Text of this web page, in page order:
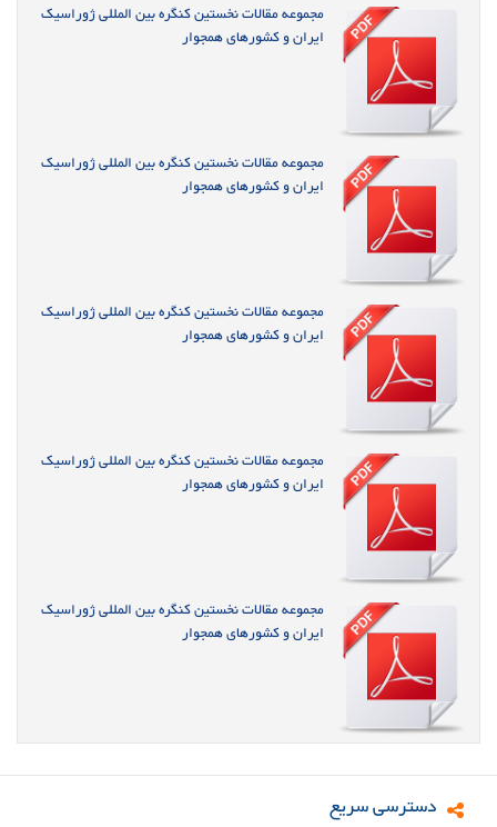
مجموعه مقالات نخستین کنگره بین المللی ژوراسیک
ایران و کشورهای همجوار
مجموعه مقالات نخستین کنگره بین المللی ژوراسیک
ایران و کشورهای همجوار
مجموعه مقالات نخستین کنگره بین المللی ژوراسیک
ایران و کشورهای همجوار
مجموعه مقالات نخستین کنگره بین المللی ژوراسیک
ایران و کشورهای همجوار
مجموعه مقالات نخستین کنگره بین المللی ژوراسیک
ایران و کشورهای همجوار
دسترسی سریع